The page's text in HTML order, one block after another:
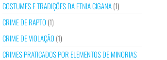
COSTUMES E TRADIÇÕES DA ETNIA CIGANA(1)
CRIME DE RAPTO (1)
CRIME DE VIOLAÇÃO (1)
CRIMES PRATICADOS POR ELEMENTOS DE MINORIAS